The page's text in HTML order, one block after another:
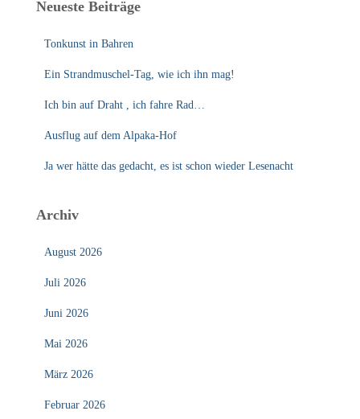
Neueste Beiträge
Tonkunst in Bahren
Ein Strandmuschel-Tag, wie ich ihn mag!
Ich bin auf Draht , ich fahre Rad…
Ausflug auf dem Alpaka-Hof
Ja wer hätte das gedacht, es ist schon wieder Lesenacht
Archiv
August 2026
Juli 2026
Juni 2026
Mai 2026
März 2026
Februar 2026